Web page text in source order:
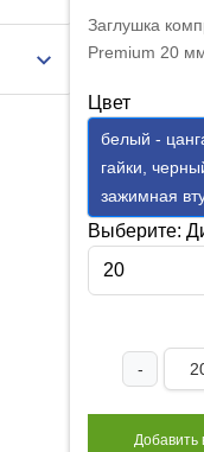
Заглушка
Premium 20
Цвет
белый -
гайки,
зажимная
Выберите:
20
-
Добавить